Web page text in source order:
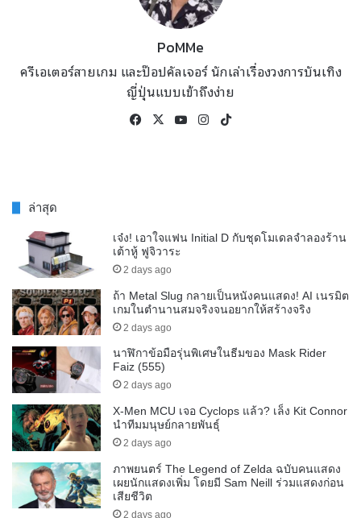
PoMMe
ครีเอเตอร์สายเกม และป๊อปคัลเจอร์ นักเล่าเรื่องวงการบันเทิง
ญี่ปุ่นแบบเข้าถึงง่าย
Facebook
X YouTubeInstagram
ล่าสุด
เจ๋ง! เอาใจแฟน Initial D กับชุดโมเดลจำลองร้าน
เต้าหู้ ฟูจิวาระ
2 days ago
ถ้า Metal Slug กลายเป็นหนังคนแสดง! AI เนรมิต
เกมในตำนานสมจริงจนอยากให้สร้างจริง
2 days ago
นาฬิกาข้อมือรุ่นพิเศษในธีมของ Mask Rider
Faiz (555)
2 days ago
X-Men MCU เจอ Cyclops แล้ว? เล็ง Kit Connor
นำทีมมนุษย์กลายพันธุ์
2 days ago
ภาพยนตร์ The Legend of Zelda ฉบับคนแสดง
เผยนักแสดงเพิ่ม โดยมี Sam Neill ร่วมแสดงก่อน
เสียชีวิต
2 days ago